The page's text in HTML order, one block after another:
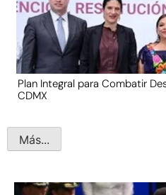
Plan Integral para Combatir
CDMX
Más...